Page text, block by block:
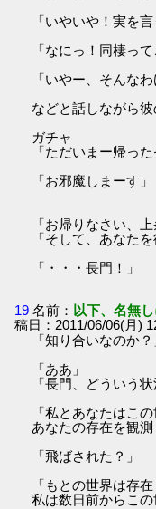
「いやいや！実を
「なにっ！同棲っ
「いやー、そんな
などと話しながら彼
ガチャ
「ただいまー帰った
「お邪魔しまーす」
「お帰りなさい、上
「そして、あなた
「・・・長門！」
19 名前： 以下、名無
稿日：2011/06/06(月)
「知り合いなのか？
「ああ」
「長門、どういう
「私とあなたはこ
あなたの存在を観測
「飛ばされた？」
「もとの世界は存
私は数日前からこの